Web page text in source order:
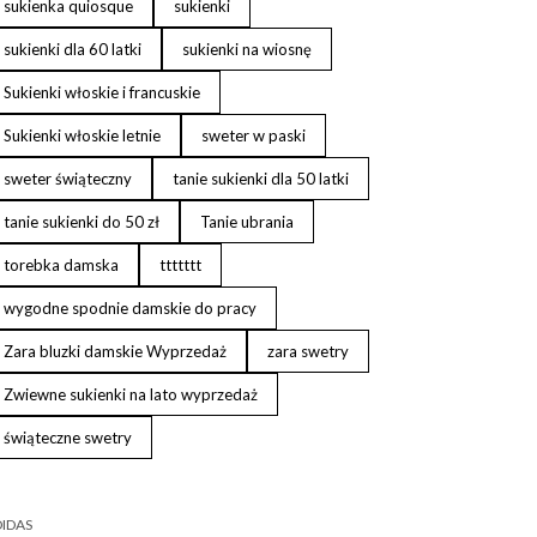
sukienka quiosque sukienki
sukienki dla 60 latki sukienki na wiosnę
Sukienki włoskie i francuskie
Sukienki włoskie letnie sweter w paski
sweter świąteczny tanie sukienki dla 50 latki
tanie sukienki do 50 zł Tanie ubrania
torebka damska ttttttt
wygodne spodnie damskie do pracy
Zara bluzki damskie Wyprzedaż zara swetry
Zwiewne sukienki na lato wyprzedaż
świąteczne swetry